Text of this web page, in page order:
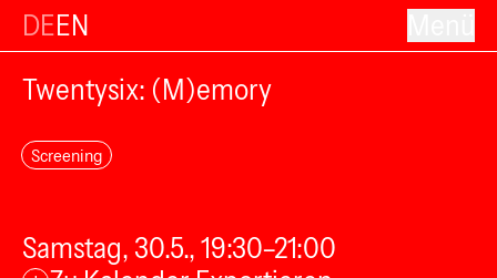
DEEN
Twentysix: (M)emory
Screening
Samstag, 30.5., 19:30–21:00